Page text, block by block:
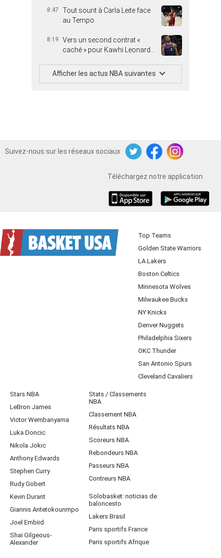
8:47
Tout sourit à Carla Leite face
au Tempo
8:19
Vers un second contrat «
caché » pour Kawhi Leonard…
Afficher les actus NBA suivantes
Suivez-nous sur les réseaux sociaux
TwitterFacebookInstagram
Téléchargez notre application
Top Teams
Golden State Warriors
LA Lakers
Boston Celtics
Minnesota Wolves
Milwaukee Bucks
NY Knicks
Denver Nuggets
Philadelphia Sixers
OKC Thunder
San Antonio Spurs
Cleveland Cavaliers
Stars NBA
LeBron James
Victor Wembanyama
Luka Doncic
Nikola Jokic
Anthony Edwards
Stephen Curry
Rudy Gobert
Kevin Durant
Giannis Antetokounmpo
Joel Embiid
Shai Gilgeous-
Alexander
Stats / Classements
NBA
Classement NBA
Résultats NBA
Scoreurs NBA
Rebondeurs NBA
Passeurs NBA
Contreurs NBA
Solobasket: noticias de
baloncesto
Lakers Brasil
Paris sportifs France
Paris sportifs Afrique